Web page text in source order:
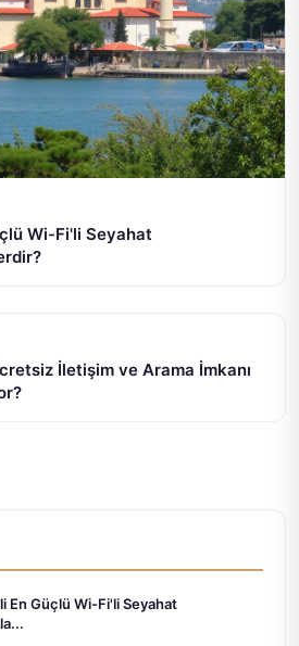
Wi-Fi'li Seyahat
İletişim ve Arama İmkanı
En Güçlü Wi-Fi'li Seyahat